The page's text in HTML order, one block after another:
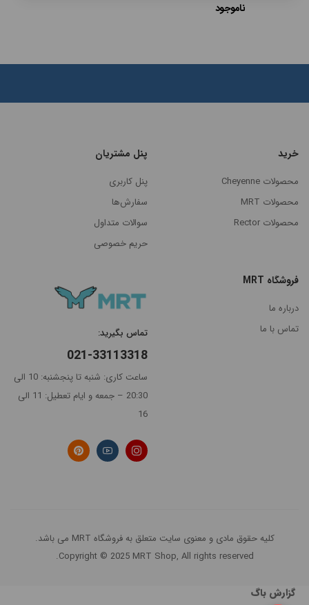
مرتب
سازی
اساس
جدیدترین
پرفروش
ناموجود
خرید
محصولات Cheyenne
محصولات MRT
محصولات Rector
پنل مشتریان
پنل کاربری
سفارش‌ها
سوالات متداول
حریم خصوصی
فروشگاه MRT
درباره ما
تماس با ما
تماس بگیرید:
021-33113318
ساعت کاری: شنبه تا پنجشنبه: 10 الی
20:30 – جمعه و ایام تعطیل: 11 الی
16
کلیه حقوق مادی و معنوی سایت متعلق به فروشگاه MRT می باشد.
Copyright © 2025 MRT Shop, All rights reserved.
گزارش باگ